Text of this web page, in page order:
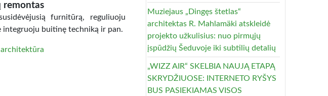
remontas
furnitūrą, reguliuoju
integruoju buitinę techniką ir pan.
architektūra
Muziejaus „Dingęs štetlas“
architektas R. Mahlamäki atskleidė
projekto užkulisius: nuo pirmųjų
įspūdžių Šeduvoje iki subtilių detalių
„WIZZ AIR“ SKELBIA NAUJĄ ETAPĄ
SKRYDŽIUOSE: INTERNETO RYŠYS
BUS PASIEKIAMAS VISOS